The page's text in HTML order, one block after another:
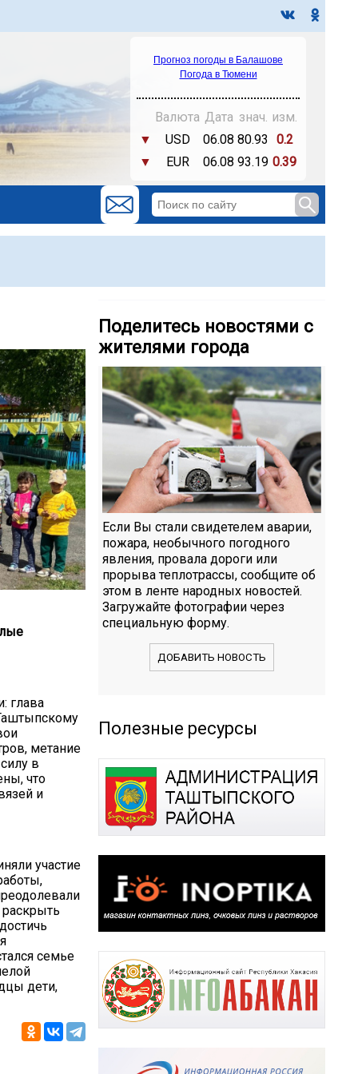
Прогноз погоды в Балашове
Погода в Тюмени
Валюта Дата знач. изм.
▼
USD 06.08 80.93
0.2
▼
EUR 06.08 93.19 0.39
глава
метание
в
что
и
участие
семье
дети,
Поделитесь новостями с
жителями города
Если Вы стали свидетелем аварии,
пожара, необычного погодного
явления, провала дороги или
прорыва теплотрассы, сообщите об
этом в ленте народных новостей.
Загружайте фотографии через
специальную форму.
ДОБАВИТЬ НОВОСТЬ
Полезные ресурсы